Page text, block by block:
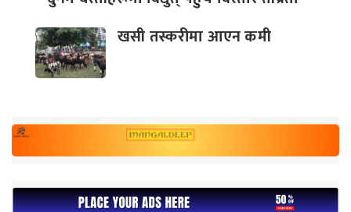
खसी तस्करीमा आएन कमी